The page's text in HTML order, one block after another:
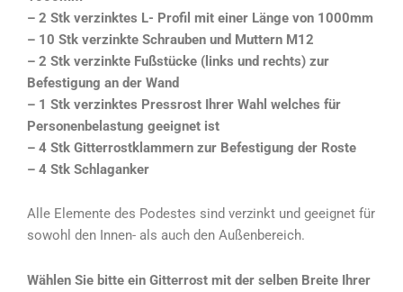
– 2 Stk verzinktes L- Profil mit einer Länge von 1000mm
– 10 Stk verzinkte Schrauben und Muttern M12
– 2 Stk verzinkte Fußstücke (links und rechts) zur
Befestigung an der Wand
– 1 Stk verzinktes Pressrost Ihrer Wahl welches für
Personenbelastung geeignet ist
– 4 Stk Gitterrostklammern zur Befestigung der Roste
– 4 Stk Schlaganker
Alle Elemente des Podestes sind verzinkt und geeignet für
sowohl den Innen- als auch den Außenbereich.
Wählen Sie bitte ein Gitterrost mit der selben Breite Ihrer